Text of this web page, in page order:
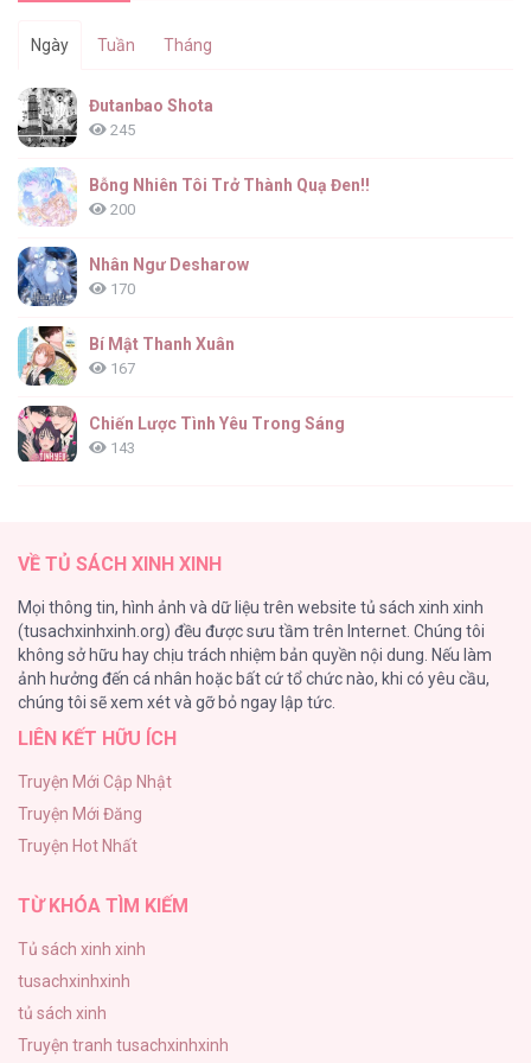
Ngày Tuần Tháng
Đutanbao Shota
245
Bỗng Nhiên Tôi Trở Thành Quạ Đen!!
200
Nhân Ngư Desharow
170
Bí Mật Thanh Xuân
167
Chiến Lược Tình Yêu Trong Sáng
143
128
Bỏ Quách Chồng Con Đi, Tiền Bạc Mới Là Tất Cả
123
Tình yêu và danh vọng
Tùy Tâm Tùy Ý
105
VỀ TỦ SÁCH XINH XINH
Mọi thông tin, hình ảnh và dữ liệu trên website tủ sách xinh xinh
(tusachxinhxinh.org) đều được sưu tầm trên Internet. Chúng tôi
không sở hữu hay chịu trách nhiệm bản quyền nội dung. Nếu làm
ảnh hưởng đến cá nhân hoặc bất cứ tổ chức nào, khi có yêu cầu,
chúng tôi sẽ xem xét và gỡ bỏ ngay lập tức.
LIÊN KẾT HỮU ÍCH
Truyện Mới Cập Nhật
Truyện Mới Đăng
Truyện Hot Nhất
TỪ KHÓA TÌM KIẾM
Tủ sách xinh xinh
tusachxinhxinh
tủ sách xinh
Truyện tranh tusachxinhxinh